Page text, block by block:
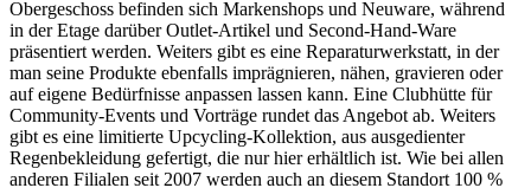
Obergeschoss befinden sich Markenshops und Neuware, während
in der Etage darüber Outlet-Artikel und Second-Hand-Ware
präsentiert werden. Weiters gibt es eine Reparaturwerkstatt, in der
man seine Produkte ebenfalls imprägnieren, nähen, gravieren oder
auf eigene Bedürfnisse anpassen lassen kann. Eine Clubhütte für
Community-Events und Vorträge rundet das Angebot ab. Weiters
gibt es eine limitierte Upcycling-Kollektion, aus ausgedienter
Regenbekleidung gefertigt, die nur hier erhältlich ist. Wie bei allen
anderen Filialen seit 2007 werden auch an diesem Standort 100 %